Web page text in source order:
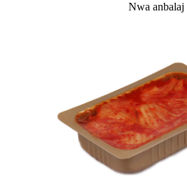
Nwa anbalaj